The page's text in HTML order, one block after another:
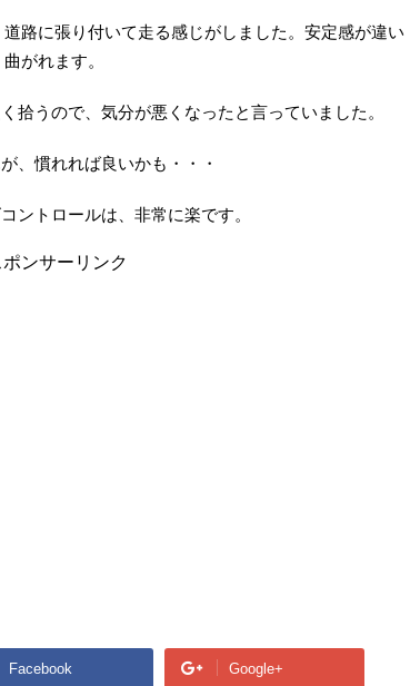
路に張り付いて走る感じがしました。安定感が違い
がれます。
拾うので、気分が悪くなったと言っていました。
、慣れれば良いかも・・・
ントロールは、非常に楽です。
ポンサーリンク
Facebook Google+